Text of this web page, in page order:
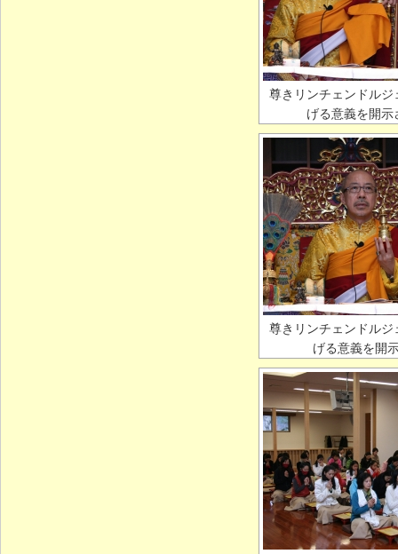
尊きリンチェンドル
げる意義を開
尊きリンチェンドル
げる意義を開